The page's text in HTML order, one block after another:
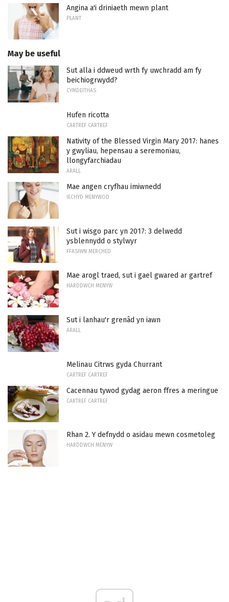
Angina a'i driniaeth mewn plant
PLANT
May be useful
Sut alla i ddweud wrth fy uwchradd am fy
beichiogrwydd?
CYMDEITHAS
Hufen ricotta
CARTREF CARTREF
Nativity of the Blessed Virgin Mary 2017: hanes
y gwyliau, hepensau a seremonïau,
llongyfarchiadau
ARALL
Mae angen cryfhau imiwnedd
IECHYD MENYWOD
Sut i wisgo parc yn 2017: 3 delwedd
ysblennydd o stylwyr
FFASIWN MERCHED
Mae arogl traed, sut i gael gwared ar gartref
HARDDWCH MENYW
Sut i lanhau'r grenâd yn iawn
ARALL
Melinau Citrws gyda Churrant
CARTREF CARTREF
Cacennau tywod gydag aeron ffres a meringue
CARTREF CARTREF
Rhan 2. Y defnydd o asidau mewn cosmetoleg
HARDDWCH MENYW